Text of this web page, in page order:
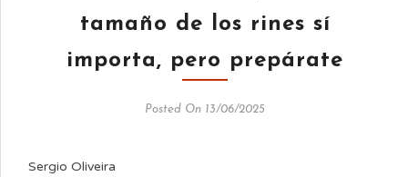
tamaño de los rines sí
importa, pero prepárate
Posted On 13/06/2025
Sergio Oliveira